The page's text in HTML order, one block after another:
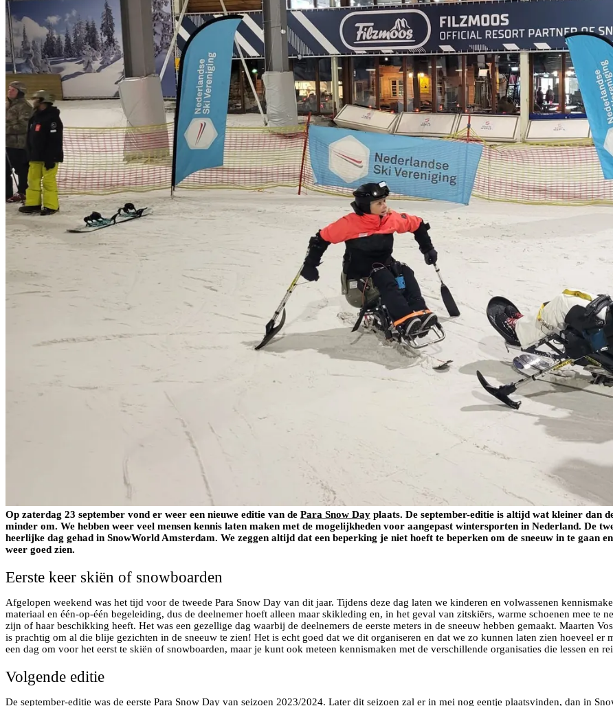
Op zaterdag 23 september vond er weer een nieuwe editie van de Para Snow Day plaats. De september-editie is altijd wat kleiner dan
minder om. We hebben weer veel mensen kennis laten maken met de mogelijkheden voor aangepast wintersporten in Nederland. De
heerlijke dag gehad in SnowWorld Amsterdam. We zeggen altijd dat een beperking je niet hoeft te beperken om de sneeuw in te gaan
weer goed zien.
Eerste keer skiën of snowboarden
Afgelopen weekend was het tijd voor de tweede Para Snow Day van dit jaar. Tijdens deze dag laten we kinderen en volwassenen
materiaal en één-op-één begeleiding, dus de deelnemer hoeft alleen maar skikleding en, in het geval van zitskiërs, warme schoenen mee te
zijn of haar beschikking heeft. Het was een gezellige dag waarbij de deelnemers de eerste meters in de sneeuw hebben gemaakt. Maarten
is prachtig om al die blije gezichten in de sneeuw te zien! Het is echt goed dat we dit organiseren en dat we zo kunnen laten zien hoeveel
een dag om voor het eerst te skiën of snowboarden, maar je kunt ook meteen kennismaken met de verschillende organisaties die lessen en
Volgende editie
De september-editie was de eerste Para Snow Day van seizoen 2023/2024. Later dit seizoen zal er in mei nog eentje plaatsvinden, dan in